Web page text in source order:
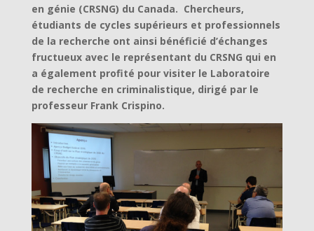
en génie (CRSNG) du Canada. Chercheurs,
étudiants de cycles supérieurs et professionnels
de la recherche ont ainsi bénéficié d’échanges
fructueux avec le représentant du CRSNG qui en
a également profité pour visiter le Laboratoire
de recherche en criminalistique, dirigé par le
professeur Frank Crispino.